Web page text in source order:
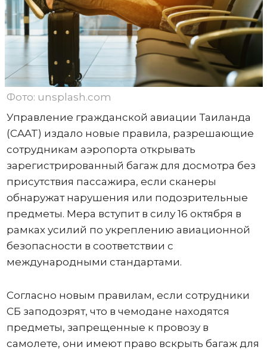
Фото: unsplash.com
Управление гражданской авиации Таиланда
(CAAT) издало новые правила, разрешающие
сотрудникам аэропорта открывать
зарегистрированный багаж для досмотра без
присутствия пассажира, если сканеры
обнаружат нарушения или подозрительные
предметы. Мера вступит в силу 16 октября в
рамках усилий по укреплению авиационной
безопасности в соответствии с
международными стандартами.
Согласно новым правилам, если сотрудники
СБ заподозрят, что в чемодане ​​находятся
предметы, запрещенные к провозу в
самолете, они имеют право вскрыть багаж для